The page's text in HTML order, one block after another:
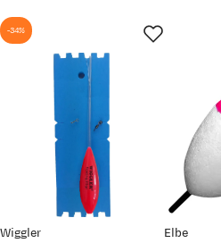
Wiggler
-34%
Elbe